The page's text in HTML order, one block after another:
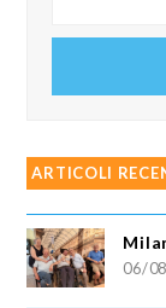
ARTICOLI
06/